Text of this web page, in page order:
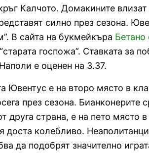
Калчото. Домакините
силно през сезона.
В сайта на букмейкъра Бетано
госпожа”. Ставката за
е оценен на 3.37.
Ювентус е на второ място в
през сезона. Бианконерите
друга страна, е на пето място
доста колебливо.
да подобрят значително